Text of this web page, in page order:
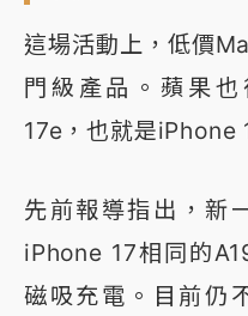
這場活動上，低價
門級產品。蘋果
17e，也就是iPhone
先前報導指出，新
iPhone 17相同的
磁吸充電。目前仍